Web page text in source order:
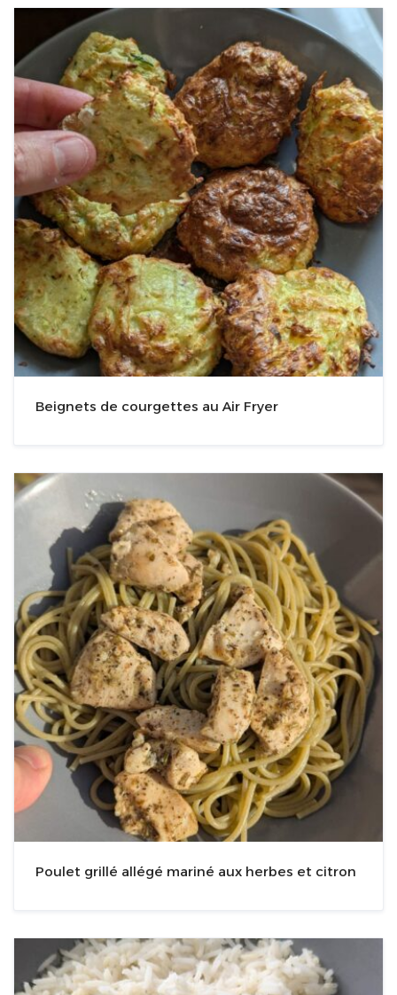
Beignets de courgettes au Air Fryer
Poulet grillé allégé mariné aux herbes et citron